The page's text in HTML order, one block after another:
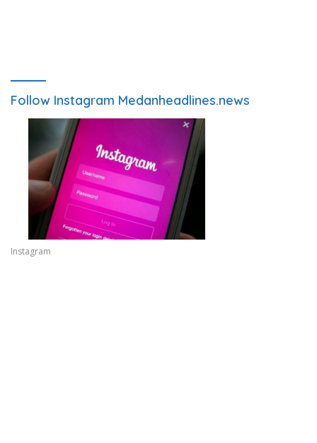
Follow Instagram Medanheadlines.news
Instagram